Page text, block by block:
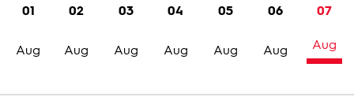
Trailer
Bilder
01
Aug
02
Aug
03
Aug
04
Aug
05
Aug
06
Aug
07
Aug